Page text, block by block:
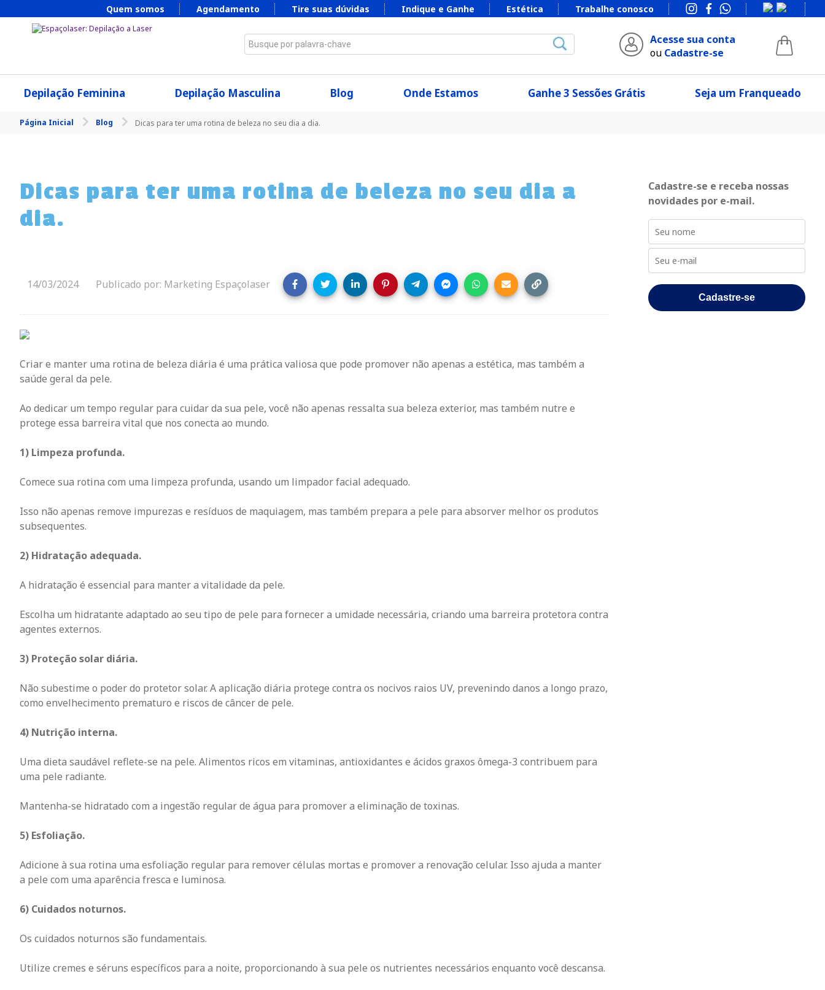
Quem somos Agendamento Tire suas dúvidas Indique e Ganhe Estética Trabalhe conosco
Busque por palavra-chave
Acesse sua conta
ou Cadastre-se
Depilação Feminina Depilação Masculina Blog Onde Estamos Ganhe 3 Sessões Grátis Seja um Franqueado
Página Inicial Blog Dicas para ter uma rotina de beleza no seu dia a dia.
Dicas para ter uma rotina de beleza no seu dia a
dia.
14/03/2024 Publicado por: Marketing Espaçolaser
Criar e manter uma rotina de beleza diária é uma prática valiosa que pode promover não apenas a estética, mas também a
saúde geral da pele.
Ao dedicar um tempo regular para cuidar da sua pele, você não apenas ressalta sua beleza exterior, mas também nutre e
protege essa barreira vital que nos conecta ao mundo.
1) Limpeza profunda.
Comece sua rotina com uma limpeza profunda, usando um limpador facial adequado.
Isso não apenas remove impurezas e resíduos de maquiagem, mas também prepara a pele para absorver melhor os produtos
subsequentes.
2) Hidratação adequada.
A hidratação é essencial para manter a vitalidade da pele.
Escolha um hidratante adaptado ao seu tipo de pele para fornecer a umidade necessária, criando uma barreira protetora contra
agentes externos.
3) Proteção solar diária.
Não subestime o poder do protetor solar. A aplicação diária protege contra os nocivos raios UV, prevenindo danos a longo prazo,
como envelhecimento prematuro e riscos de câncer de pele.
4) Nutrição interna.
Uma dieta saudável reflete-se na pele. Alimentos ricos em vitaminas, antioxidantes e ácidos graxos ômega-3 contribuem para
uma pele radiante.
Mantenha-se hidratado com a ingestão regular de água para promover a eliminação de toxinas.
5) Esfoliação.
Adicione à sua rotina uma esfoliação regular para remover células mortas e promover a renovação celular. Isso ajuda a manter
a pele com uma aparência fresca e luminosa.
6) Cuidados noturnos.
Os cuidados noturnos são fundamentais.
Utilize cremes e séruns específicos para a noite, proporcionando à sua pele os nutrientes necessários enquanto você descansa.
Cadastre-se e receba nossas
novidades por e-mail.
Cadastre-se